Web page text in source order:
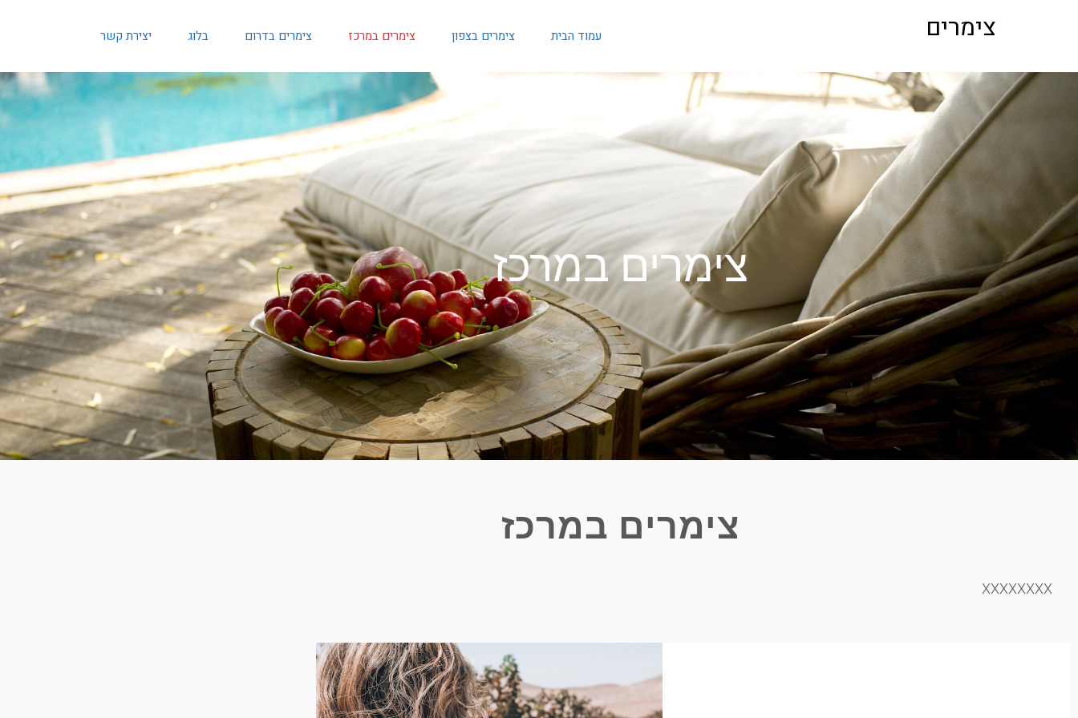
צימרים עמוד הבית צימרים בצפון צימרים במרכז צימרים בדרום בלוג יצירת קשר
צימרים במרכז
צימרים במרכז
XXXXXXXX